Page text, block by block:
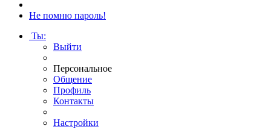
Не помню пароль!
Ты:
Выйти
Персональное
Общение
Профиль
Контакты
Настройки